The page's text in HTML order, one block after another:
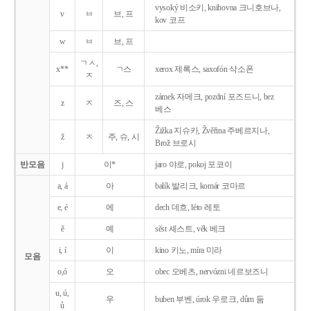
v ㅂ 브, 프
vysoký 비소키, knihovna 크니호브나,
kov 코프
w ㅂ 브, 프
x**
ㄱㅅ,
ㅈ
ㄱ스 xerox 제록스, saxofón 삭소폰
z ㅈ 즈, 스
zámek 자메크, pozdní 포즈드니, bez
베스
ž ㅈ 주, 슈, 시
Žižka 지슈카, Žvěřina 주베르지나,
Brož 브로시
반모음 j 이* jaro 야로, pokoj 포코이
모음
a, á 아 balík 발리크, komár 코마르
e, é 에 dech 데흐, léto 레토
ě 예 sěst 셰스트, věk 베크
i, í 이 kino 키노, míra 미라
o,ó 오 obec 오베츠, nervózni 네르보즈니
u, ú,
ů
우 buben 부벤, úrok 우로크, dům 둠